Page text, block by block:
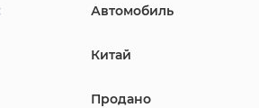
Автомобиль
Китай
Продано